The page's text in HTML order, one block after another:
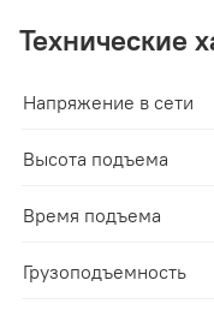
Технические
Напряжение в сети
Высота подъема
Время подъема
Грузоподъемность